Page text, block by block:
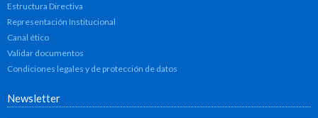
Estructura Directiva
Representación Institucional
Canal ético
Validar documentos
Condiciones legales y de protección de datos
Newsletter